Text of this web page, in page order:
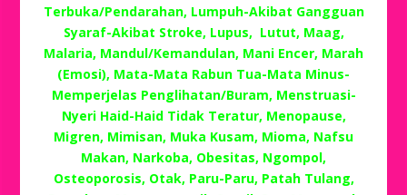
Terbuka/Pendarahan, Lumpuh-Akibat Gangguan
Syaraf-Akibat Stroke, Lupus, Lutut, Maag,
Malaria, Mandul/Kemandulan, Mani Encer, Marah
(Emosi), Mata-Mata Rabun Tua-Mata Minus-
Memperjelas Penglihatan/Buram, Menstruasi-
Nyeri Haid-Haid Tidak Teratur, Menopause,
Migren, Mimisan, Muka Kusam, Mioma, Nafsu
Makan, Narkoba, Obesitas, Ngompol,
Osteoporosis, Otak, Paru-Paru, Patah Tulang,